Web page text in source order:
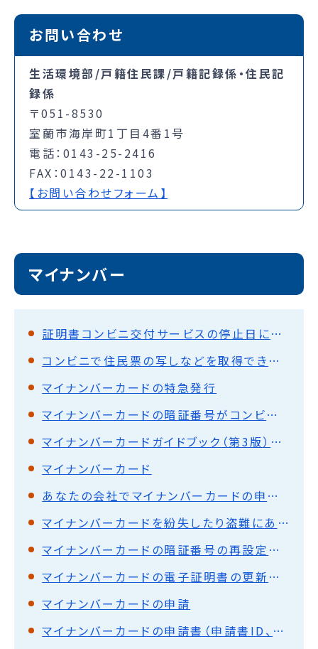
お問い合わせ
生活環境部/戸籍住民課/戸籍記録係・住民記
録係
〒051-8530
室蘭市海岸町1丁目4番1号
電話：0143-25-2416
FAX：0143-22-1103
【お問い合わせフォーム】
マイナンバー
証明書コンビニ交付サービスの停止日について
コンビニで住民票の写しなどを取得できます。
マイナンバーカードの特急発行
マイナンバーカードの暗証番号がコンビニ等で初期化・再設定できます
マイナンバーカードガイドブック（第3版）を作成しました
マイナンバーカード
あなたの会社でマイナンバーカードの申請ができます
マイナンバーカードを紛失したり盗難にあったとき
マイナンバーカードの暗証番号の再設定等について
マイナンバーカードの電子証明書の更新について
マイナンバーカードの申請
マイナンバーカードの申請書（申請書ID、QRコード付き）をご自宅に送付できます！